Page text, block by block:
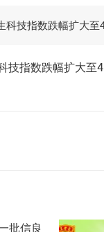
科技指数跌幅扩大至
技指数跌幅扩大至